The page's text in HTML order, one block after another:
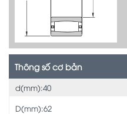
Thông số cơ bản
d(mm):40
D(mm):62